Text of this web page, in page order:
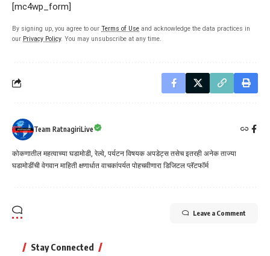
[mc4wp_form]
By signing up, you agree to our Terms of Use and acknowledge the data practices in
our Privacy Policy. You may unsubscribe at any time.
Team RatnagiriLive
कोकणातील महत्वाच्या घडामोडी, रेल्वे, पर्यटन विषयक अपडेट्स तसेच इतरही अनेक ताज्या
घडामोडींची वेगवान माहिती क्षणार्धात वाचकांपर्यत पोहचवीणारा डिजिटल प्लॅटफॉर्म
Leave a Comment
Stay Connected